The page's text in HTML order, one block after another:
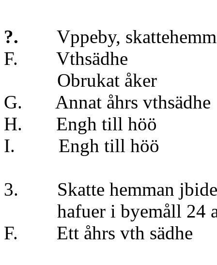
?. Vppeby,
F.
Obrukat
G. Annat åhrs
H. Engh till
I. Engh till
3. Skatte hemman
hafuer i byemåll 24
F. Ett åhrs vth